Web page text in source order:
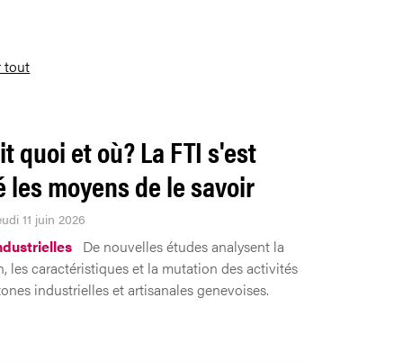
tout
quoi et où? La FTI s'est
les moyens de le savoir
11 juin 2026
De nouvelles études analysent la
les caractéristiques et la mutation des activités
industrielles et artisanales genevoises.